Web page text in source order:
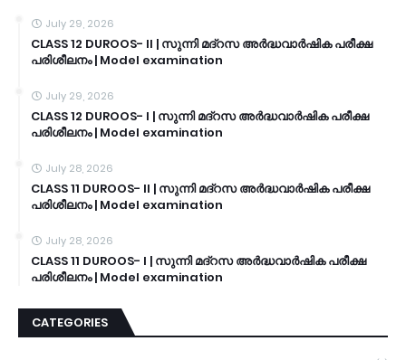
July 29, 2026
CLASS 12 DUROOS- II | സുന്നി മദ്റസ അർദ്ധവാർഷിക പരീക്ഷ
പരിശീലനം | Model examination
July 29, 2026
CLASS 12 DUROOS- I | സുന്നി മദ്റസ അർദ്ധവാർഷിക പരീക്ഷ
പരിശീലനം | Model examination
July 28, 2026
CLASS 11 DUROOS- II | സുന്നി മദ്റസ അർദ്ധവാർഷിക പരീക്ഷ
പരിശീലനം | Model examination
July 28, 2026
CLASS 11 DUROOS- I | സുന്നി മദ്റസ അർദ്ധവാർഷിക പരീക്ഷ
പരിശീലനം | Model examination
CATEGORIES